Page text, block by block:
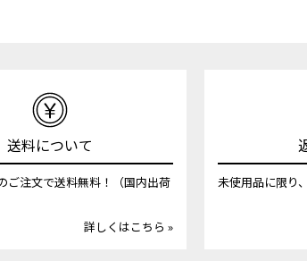
送料について
ご注文で送料無料！（国内出荷
詳しくはこちら »
未使用品に限り